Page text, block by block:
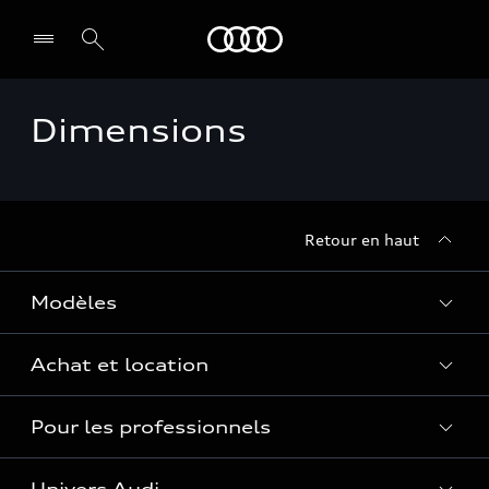
Select dealer
Dimensions
Retour en haut
Modèles
Voir les modèles
Achat et location
Réservation et option d'achat
Financer mon Audi
Pour les professionnels